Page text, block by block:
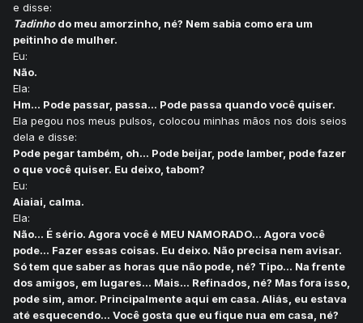
e disse:
Tadinhodo meu amorzinho, né? Nem sabia como era um
peitinho de mulher.
Eu:
Não.
Ela:
Hm... Pode passar, passa... Pode passa quando você quiser.
Ela pegou nos meus pulsos, colocou minhas mãos nos dois seios
dela e disse:
Pode pegar também, oh... Pode beijar, pode lamber, pode fazer
o que você quiser. Eu deixo, tabom?
Eu:
Aiaiai, calma.
Ela:
Não... É sério. Agora você é MEU NAMORADO... Agora você
pode... Fazer essas coisas. Eu deixo. Não precisa nem avisar.
Só tem que saber as horas que não pode, né? Tipo... Na frente
dos amigos, em lugares... Mais... Refinados, né? Mas fora isso,
pode sim, amor. Principalmente aqui em casa. Aliás, eu estava
até esquecendo... Você gosta que eu fique nua em casa, né?